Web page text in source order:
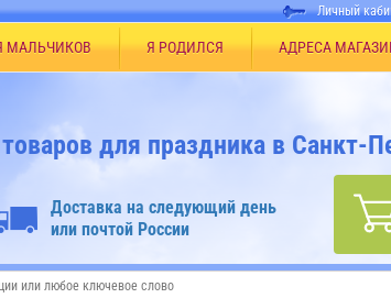
Личный
МАЛЬЧИКОВ Я РОДИЛСЯ АДРЕСА
для праздника в Санкт-
Доставка на следующий день
или почтой России